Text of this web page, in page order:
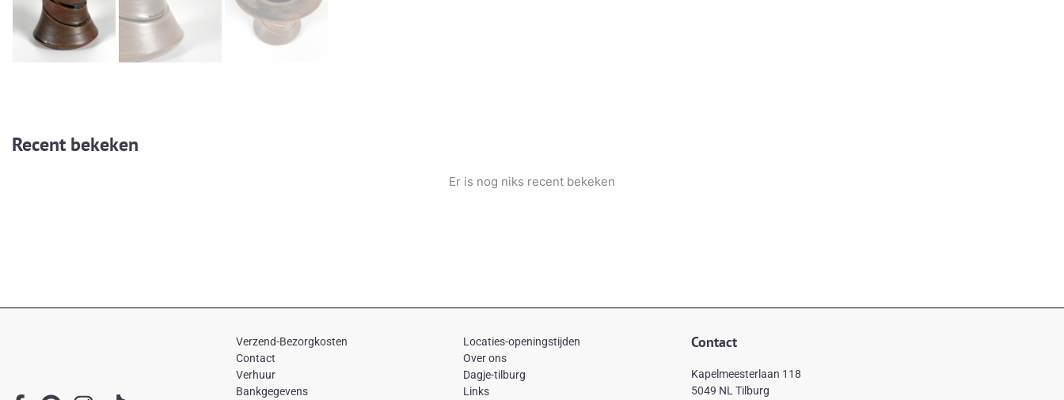
Recent bekeken
Er is nog niks recent bekeken
Verzend-Bezorgkosten
Contact
Verhuur
Bankgegevens
Locaties-openingstijden
Over ons
Dagje-tilburg
Links
Contact
Kapelmeesterlaan 118
5049 NL Tilburg